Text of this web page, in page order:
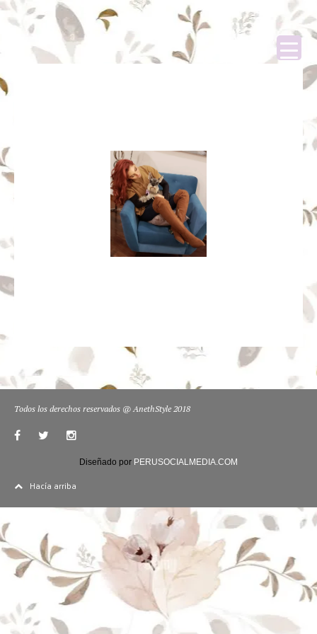
Todos los derechos reservados @ AnethStyle 2018
Diseñado por PERUSOCIALMEDIA.COM
Hacía arriba